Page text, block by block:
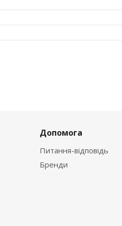
Допомога
Питання-відповідь
Бренди